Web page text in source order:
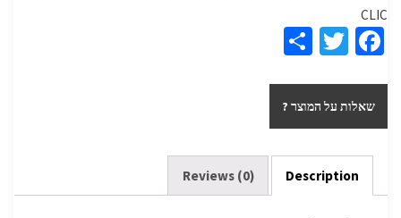
CLIC
Fa
b
o
o
k
T
tt
er
ar
e
שאלות על המוצר ?
Description
Reviews (0)